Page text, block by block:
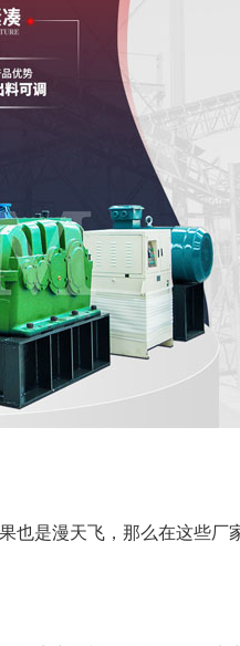
也是漫天飞，那么在这些厂